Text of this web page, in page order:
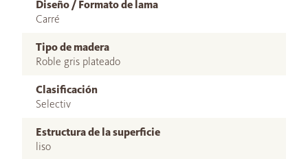
Diseño / Formato de lama
Carré
Tipo de madera
Roble gris plateado
Clasificación
Selectiv
Estructura de la superficie
liso